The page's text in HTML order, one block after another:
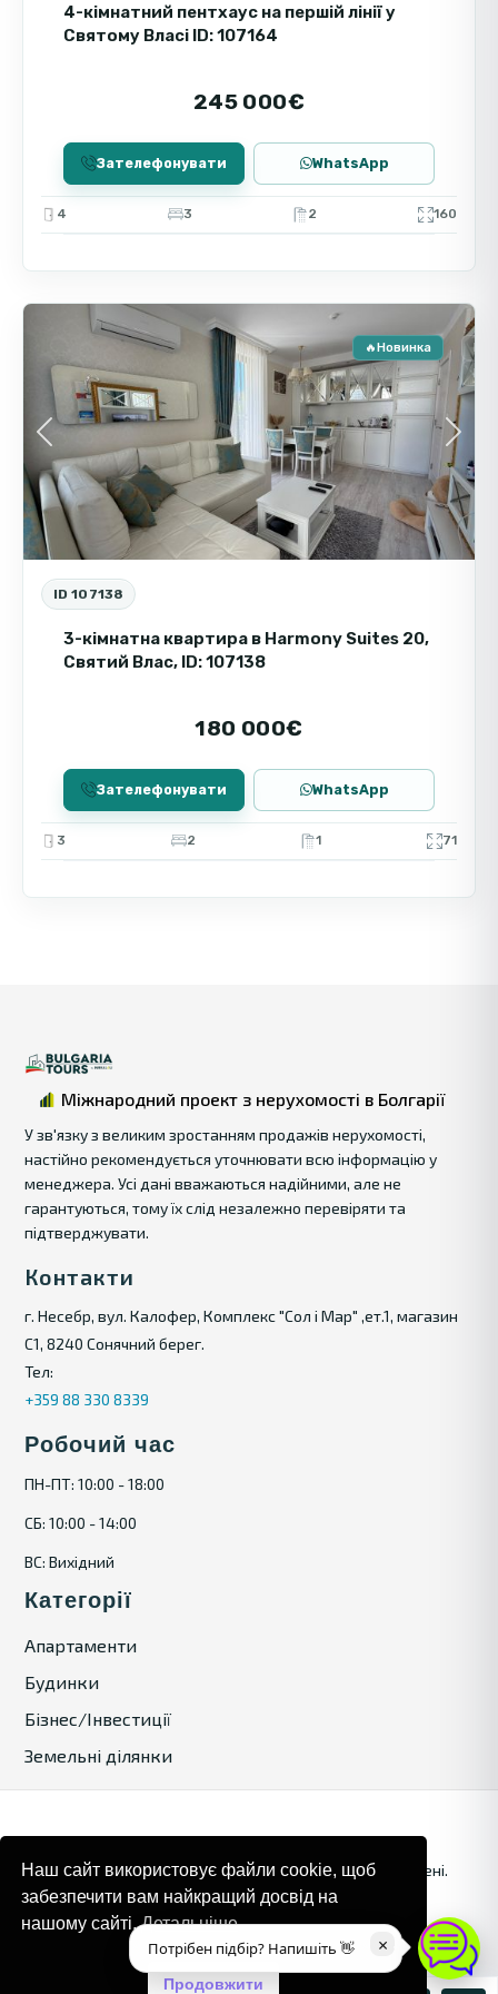
популярності курорту та зручному
розташуванню. Це забезпечує високу
як у туристичний сезон, так і цілий рік.
4-кімнатний пентхаус на першій лінії у
Святому Власі ID: 107164
245 000€
Зателефонувати WhatsApp
4 3 2 160
Previous Next
🔥Новинка
ID 107138
3-кімнатна квартира в Harmony Suites 20,
Святий Влас, ID: 107138
180 000€
Зателефонувати WhatsApp
3 2 1 71
Міжнародний проект з нерухомості в Болгарії
У зв'язку з великим зростанням продажів нерухомості,
настійно рекомендується уточнювати всю інформацію у
менеджера. Усі дані вважаються надійними, але не
гарантуються, тому їх слід незалежно перевіряти та
підтверджувати.
Контакти
г. Несебр, вул. Калофер, Комплекс "Сол і Мар" ,ет.1, магазин
С1, 8240 Сонячний берег.
Тел:
+359 88 330 8339
Робочий час
ПН-ПТ: 10:00 - 18:00
СБ: 10:00 - 14:00
ВС: Вихідний
Категорії
Апартаменти
Будинки
Бізнес/Інвестиції
Земельні ділянки
© 2024. Bulgaria Tours by Inrealr4u. Усі права захищені.
Карта сайтуПолітика конфіденційності
×
Потрібен підбір? Напишіть 👋
Наш сайт використовує файли cookie, щоб
забезпечити вам найкращий досвід на
нашому сайті.Детальніше
Продовжити